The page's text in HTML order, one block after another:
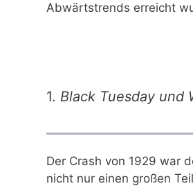
Abwärtstrends erreicht
1. Black Tuesday und
Der Crash von 1929 war
nicht nur einen großen